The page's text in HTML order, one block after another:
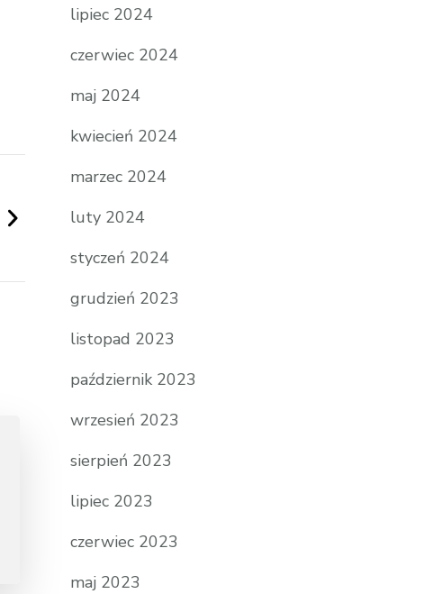
lipiec 2024
czerwiec 2024
maj 2024
kwiecień 2024
marzec 2024
luty 2024
styczeń 2024
grudzień 2023
listopad 2023
październik 2023
wrzesień 2023
sierpień 2023
lipiec 2023
czerwiec 2023
maj 2023